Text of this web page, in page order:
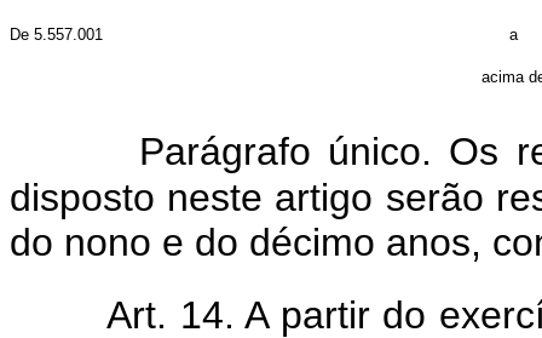
De 5.557.001 a
acima
Parágrafo único. Os
disposto neste artigo serão
do nono e do décimo anos,
Art. 14. A partir do